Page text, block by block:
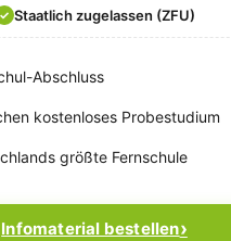
✓ Staatlich zugelassen (ZFU)
Abschluss
kostenloses Probestudium
größte Fernschule
Infomaterial bestellen